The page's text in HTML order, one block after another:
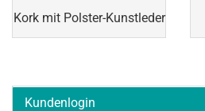
Kork mit Polster-Kunstleder
Kundenlogin